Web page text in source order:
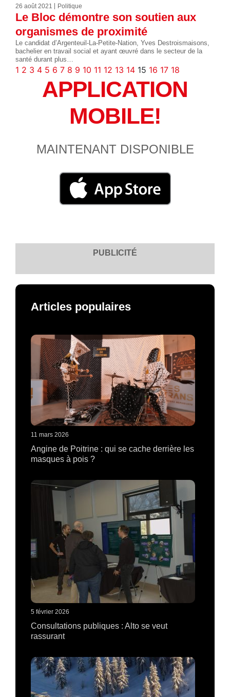
26 août 2021 Politique
Le Bloc démontre son soutien aux
organismes de proximité
Le candidat d’Argenteuil-La-Petite-Nation, Yves Destroismaisons,
bachelier en travail social et ayant œuvré dans le secteur de la
santé durant plus…
1 2 3 4 5 6 7 8 9 10 11 12 13 14 15 16 17 18
APPLICATION
MOBILE!
MAINTENANT DISPONIBLE
PUBLICITÉ
Articles populaires
11 mars 2026
Angine de Poitrine : qui se cache derrière les
masques à pois ?
5 février 2026
Consultations publiques : Alto se veut
rassurant